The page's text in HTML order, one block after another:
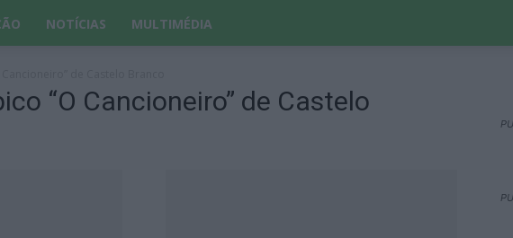
NOTÍCIAS MULTIMÉDIA
“O Cancioneiro” de Castelo